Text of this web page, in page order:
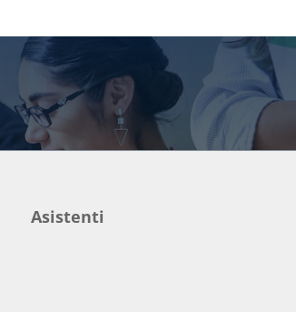
Asistenti